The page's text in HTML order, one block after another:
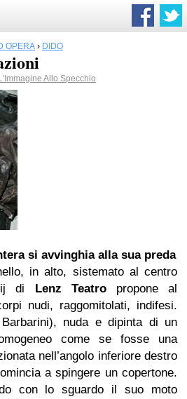
OPERA › DIDO
L'Immagine Allo Specchio
si avvinghia alla sua preda
in alto, sistemato al centro
di Lenz Teatropropone al
nudi, raggomitolati, indifesi.
nuda e dipinta di un
come se fosse una
nell’angolo inferiore destro
a spingere un copertone.
con lo sguardo il suo moto